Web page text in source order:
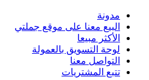
مدونة
البيع معنا على موقع جملتي
الأكثر مبيعا
لوحة التسويق بالعمولة
التواصل معنا
تتبع المشتريات